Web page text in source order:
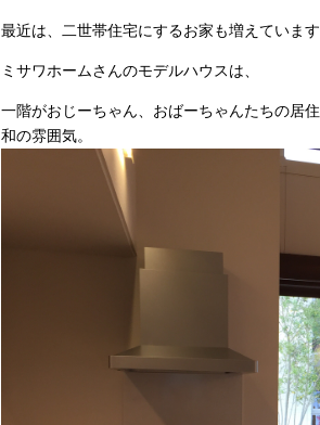
最近は、二世帯住宅にするお家も増えています
ミサワホームさんのモデルハウスは、
一階がおじーちゃん、おばーちゃんたちの居
和の雰囲気。